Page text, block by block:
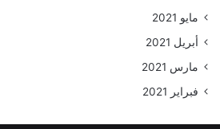
مايو 2021
أبريل 2021
مارس 2021
فبراير 2021